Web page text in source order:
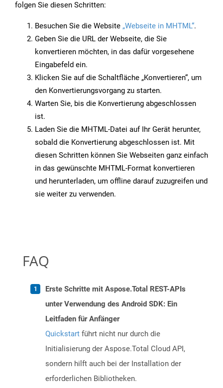
folgen Sie diesen Schritten:
Besuchen Sie die Website „Webseite in MHTML“.
Geben Sie die URL der Webseite, die Sie
konvertieren möchten, in das dafür vorgesehene
Eingabefeld ein.
Klicken Sie auf die Schaltfläche „Konvertieren“, um
den Konvertierungsvorgang zu starten.
Warten Sie, bis die Konvertierung abgeschlossen
ist.
Laden Sie die MHTML-Datei auf Ihr Gerät herunter,
sobald die Konvertierung abgeschlossen ist. Mit
diesen Schritten können Sie Webseiten ganz einfach
in das gewünschte MHTML-Format konvertieren
und herunterladen, um offline darauf zuzugreifen und
sie weiter zu verwenden.
FAQ
Erste Schritte mit Aspose.Total REST-APIs
unter Verwendung des Android SDK: Ein
Leitfaden für Anfänger
Quickstart führt nicht nur durch die
Initialisierung der Aspose.Total Cloud API,
sondern hilft auch bei der Installation der
erforderlichen Bibliotheken.